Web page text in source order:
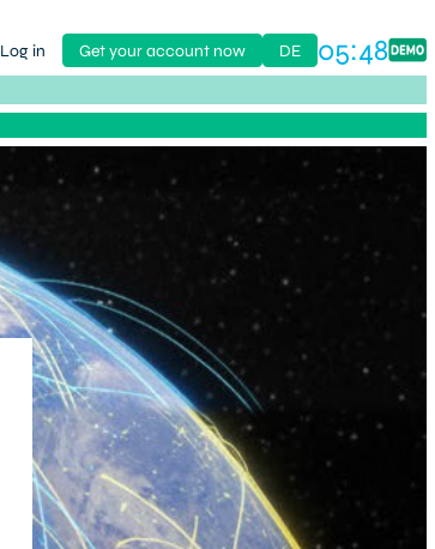
Log in Get your account now DE 05:48